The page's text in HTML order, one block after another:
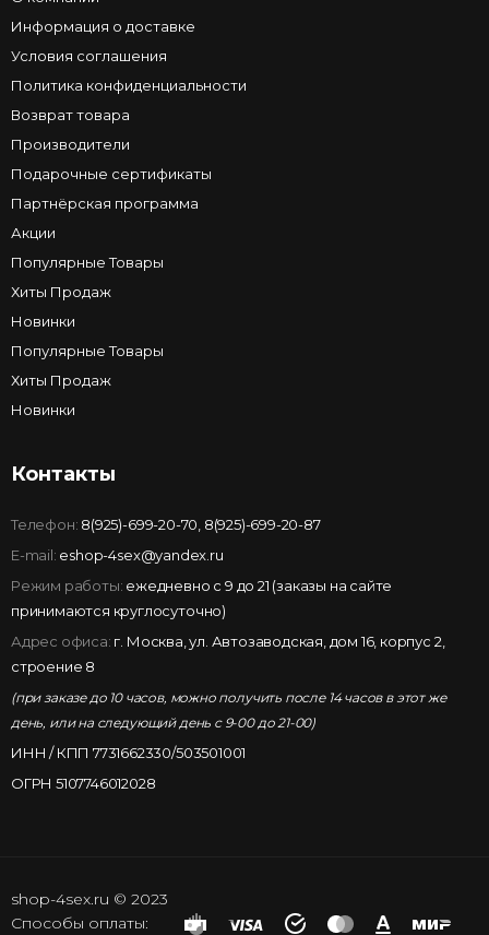
Информация о доставке
Условия соглашения
Политика конфиденциальности
Возврат товара
Производители
Подарочные сертификаты
Партнёрская программа
Акции
Популярные Товары
Хиты Продаж
Новинки
Популярные Товары
Хиты Продаж
Новинки
Контакты
Телефон: 8(925)-699-20-70 8(925)-699-20-87
E-mail: eshop-4sex@yandex.ru
Режим работы: ежедневно с 9 до 21 (заказы на сайте
принимаются круглосуточно)
Адрес офиса: г. Москва, ул. Автозаводская, дом 16, корпус 2,
строение 8
(при заказе до 10 часов, можно получить после 14 часов в этот же
день, или на следующий день с 9-00 до 21-00)
ИНН / КПП 7731662330/503501001
ОГРН 5107746012028
shop-4sex.ru © 2023
Способы оплаты: